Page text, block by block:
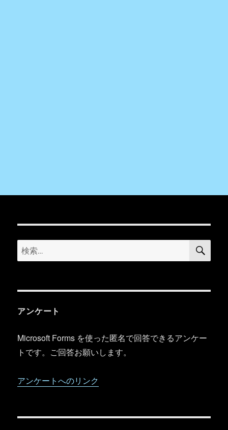
検
索:
検
アンケート
Microsoft Forms を使った匿名で回答できるアンケー
トです。ご回答お願いします。
アンケートへのリンク